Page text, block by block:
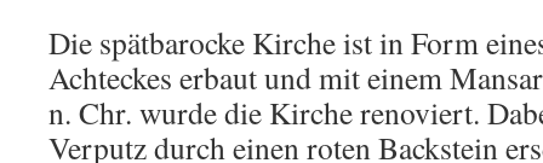
Die spätbarocke Kirche ist in Form
Achteckes erbaut und mit einem
n. Chr. wurde die Kirche renoviert.
Verputz durch einen roten Backstein